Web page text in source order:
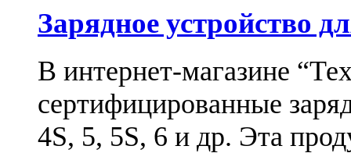
Зарядное устройство
В интернет-магазине
сертифицированные
4S, 5, 5S, 6 и др. Эта